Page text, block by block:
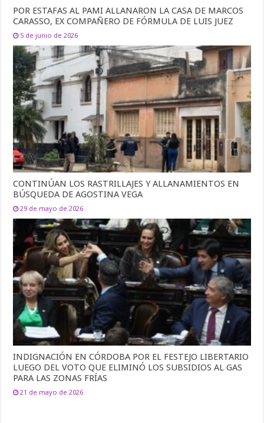
POR ESTAFAS AL PAMI ALLANARON LA CASA DE MARCOS
CARASSO, EX COMPAÑERO DE FÓRMULA DE LUIS JUEZ
5 de junio de 2026
CONTINÚAN LOS RASTRILLAJES Y ALLANAMIENTOS EN
BÚSQUEDA DE AGOSTINA VEGA
29 de mayo de 2026
INDIGNACIÓN EN CÓRDOBA POR EL FESTEJO LIBERTARIO
LUEGO DEL VOTO QUE ELIMINÓ LOS SUBSIDIOS AL GAS
PARA LAS ZONAS FRÍAS
21 de mayo de 2026